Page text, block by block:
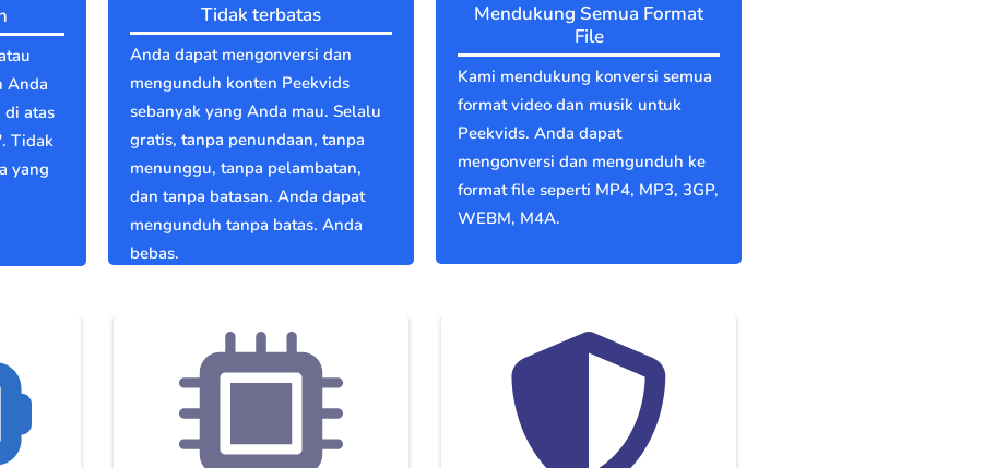
Anda
atas
Tidak
yang
Tidak terbatas
Anda dapat mengonversi dan
mengunduh konten Peekvids
sebanyak yang Anda mau. Selalu
gratis, tanpa penundaan, tanpa
menunggu, tanpa pelambatan,
dan tanpa batasan. Anda dapat
mengunduh tanpa batas. Anda
bebas.
Mendukung Semua Format
File
Kami mendukung konversi semua
format video dan musik untuk
Peekvids. Anda dapat
mengonversi dan mengunduh ke
format file seperti MP4, MP3, 3GP,
WEBM, M4A.